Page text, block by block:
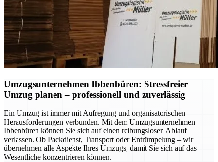
Umzugsunternehmen Ibbenbüren: Stressfreier
Umzug planen – professionell und zuverlässig
Ein Umzug ist immer mit Aufregung und organisatorischen
Herausforderungen verbunden. Mit dem Umzugsunternehmen
Ibbenbüren können Sie sich auf einen reibungslosen Ablauf
verlassen. Ob Packdienst, Transport oder Entrümpelung – wir
übernehmen alle Aspekte Ihres Umzugs, damit Sie sich auf das
Wesentliche konzentrieren können.